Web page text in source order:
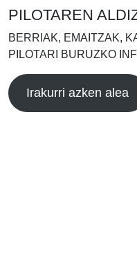
PILOTAREN
BERRIAK, EMAITZAK,
PILOTARI BURUZKO
Irakurri azken alea